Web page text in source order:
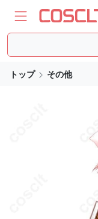
トップ その他